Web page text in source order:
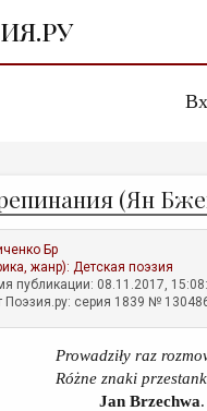
(Ян
Бр
жанр):Детская поэзия
публикации: 08.11.2017,
Поэзия.ру: серия 1839 №
Prowadziły raz
znaki
Jan Brzechwa